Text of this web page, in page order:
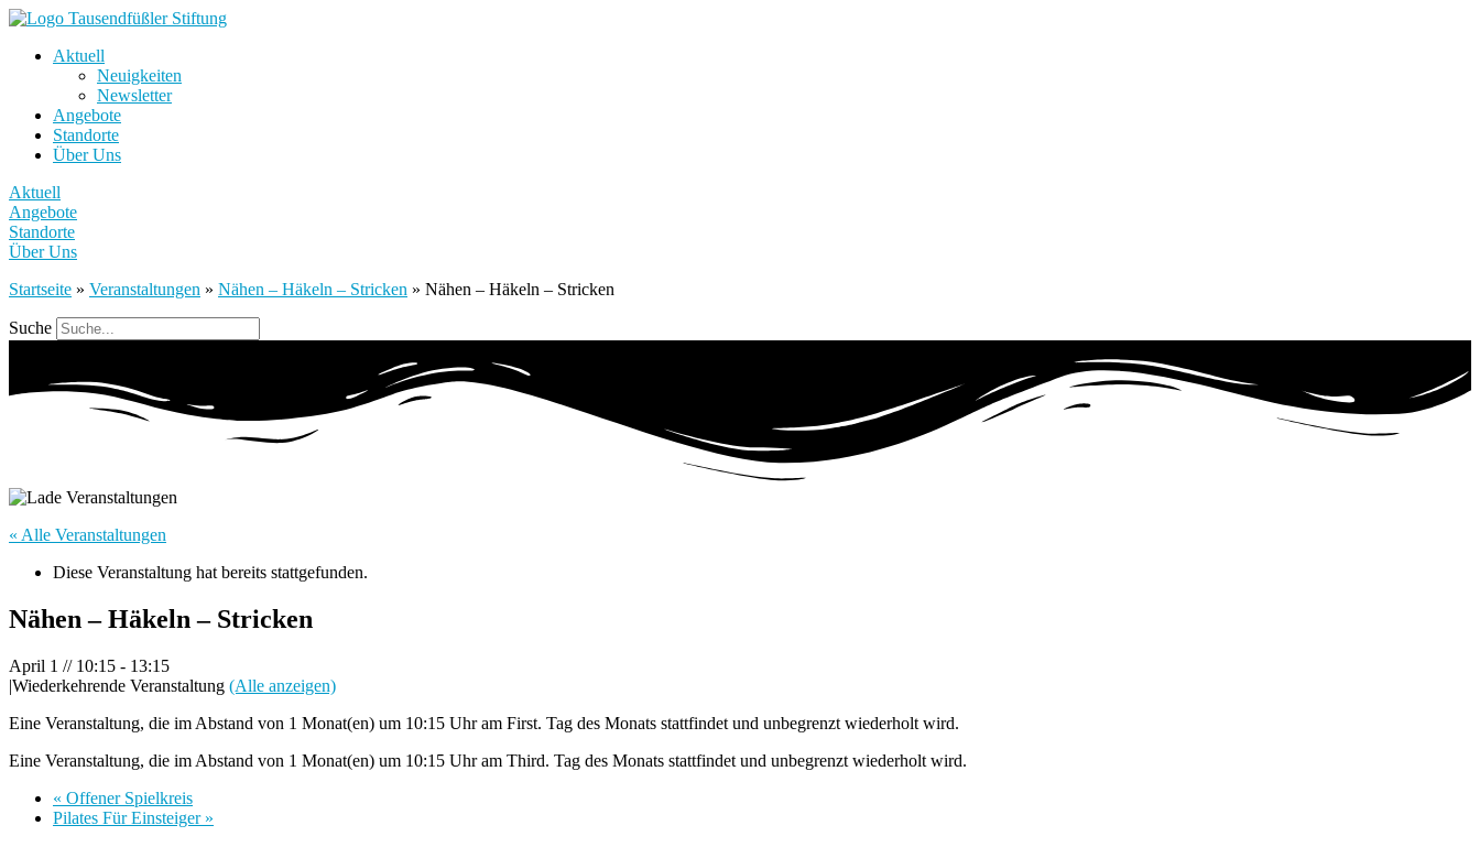
Aktuell
Neuigkeiten
Newsletter
Angebote
Standorte
Über Uns
Aktuell
Angebote
Standorte
Über Uns
Startseite » Veranstaltungen » Nähen – Häkeln – Stricken » Nähen – Häkeln – Stricken
Suche
« Alle Veranstaltungen
Diese Veranstaltung hat bereits stattgefunden.
Nähen – Häkeln – Stricken
April 1 // 10:15 - 13:15
|Wiederkehrende Veranstaltung (Alle anzeigen)
Eine Veranstaltung, die im Abstand von 1 Monat(en) um 10:15 Uhr am First. Tag des Monats stattfindet und unbegrenzt wiederholt wird.
Eine Veranstaltung, die im Abstand von 1 Monat(en) um 10:15 Uhr am Third. Tag des Monats stattfindet und unbegrenzt wiederholt wird.
« Offener Spielkreis
Pilates Für Einsteiger »